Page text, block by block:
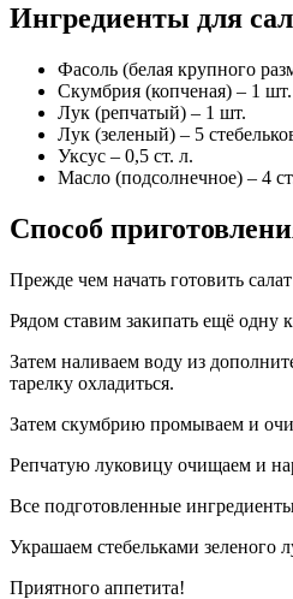
Ингредиенты для
Фасоль (белая крупного
Скумбрия (копченая) – 1 шт.
Лук (репчатый) – 1 шт.
Лук (зеленый) – 5
Уксус – 0,5 ст. л.
Масло (подсолнечное) – 4
Способ
Прежде чем начать готовить
Рядом ставим закипать ещё одну
Затем наливаем воду из
тарелку охладиться.
Затем скумбрию промываем и
Репчатую луковицу очищаем и
Все подготовленные
Украшаем стебельками зеленого
Приятного аппетита!